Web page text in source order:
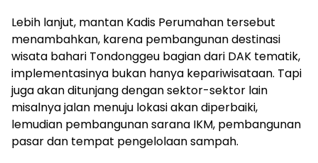
Lebih lanjut, mantan Kadis Perumahan tersebut
menambahkan, karena pembangunan destinasi
wisata bahari Tondonggeu bagian dari DAK tematik,
implementasinya bukan hanya kepariwisataan. Tapi
juga akan ditunjang dengan sektor-sektor lain
misalnya jalan menuju lokasi akan diperbaiki,
lemudian pembangunan sarana IKM, pembangunan
pasar dan tempat pengelolaan sampah.